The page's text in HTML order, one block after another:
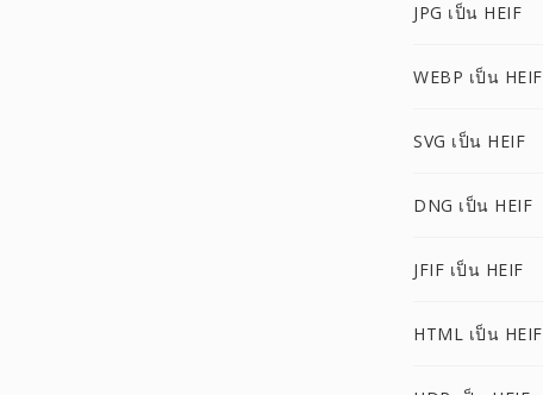
JPG เป็น HEIF
WEBP เป็น HEIF
SVG เป็น HEIF
DNG เป็น HEIF
JFIF เป็น HEIF
HTML เป็น HEIF